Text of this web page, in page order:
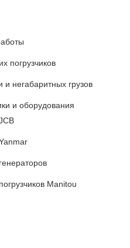
погрузчиков
и негабаритных грузов
и оборудования
Manitou